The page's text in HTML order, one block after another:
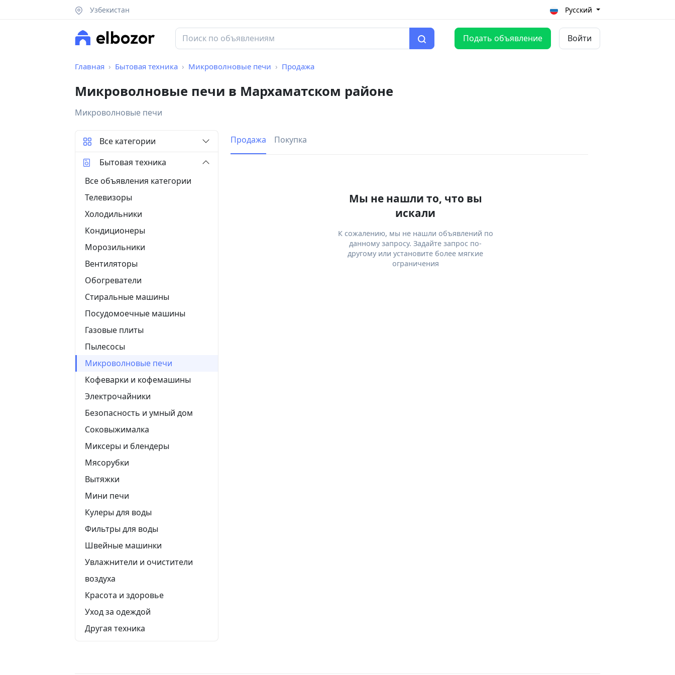
Узбекистан Русский
Подать объявление Войти
Главная Бытовая техника Микроволновые печи Продажа
Микроволновые печи в Мархаматском районе
Микроволновые печи
Продажа Покупка
Мы не нашли то, что вы
искали
К сожалению, мы не нашли объявлений по
данному запросу. Задайте запрос по-
другому или установите более мягкие
ограничения
Все категории
Бытовая техника
Все объявления категории
Телевизоры
Холодильники
Кондиционеры
Морозильники
Вентиляторы
Обогреватели
Стиральные машины
Посудомоечные машины
Газовые плиты
Пылесосы
Микроволновые печи
Кофеварки и кофемашины
Электрочайники
Безопасность и умный дом
Соковыжималка
Миксеры и блендеры
Мясорубки
Вытяжки
Мини печи
Кулеры для воды
Фильтры для воды
Швейные машинки
Увлажнители и очистители
воздуха
Красота и здоровье
Уход за одеждой
Другая техника